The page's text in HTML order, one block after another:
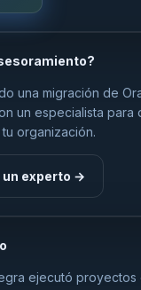
una migración de
un especialista para
organización.
un experto →
ejecutó proyectos